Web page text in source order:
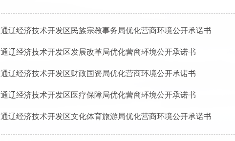
通辽经济技术开发区民族宗教事务局优化营商环境公开承诺书
通辽经济技术开发区发展改革局优化营商环境公开承诺书
通辽经济技术开发区财政国资局优化营商环境公开承诺书
通辽经济技术开发区医疗保障局优化营商环境公开承诺书
通辽经济技术开发区文化体育旅游局优化营商环境公开承诺书